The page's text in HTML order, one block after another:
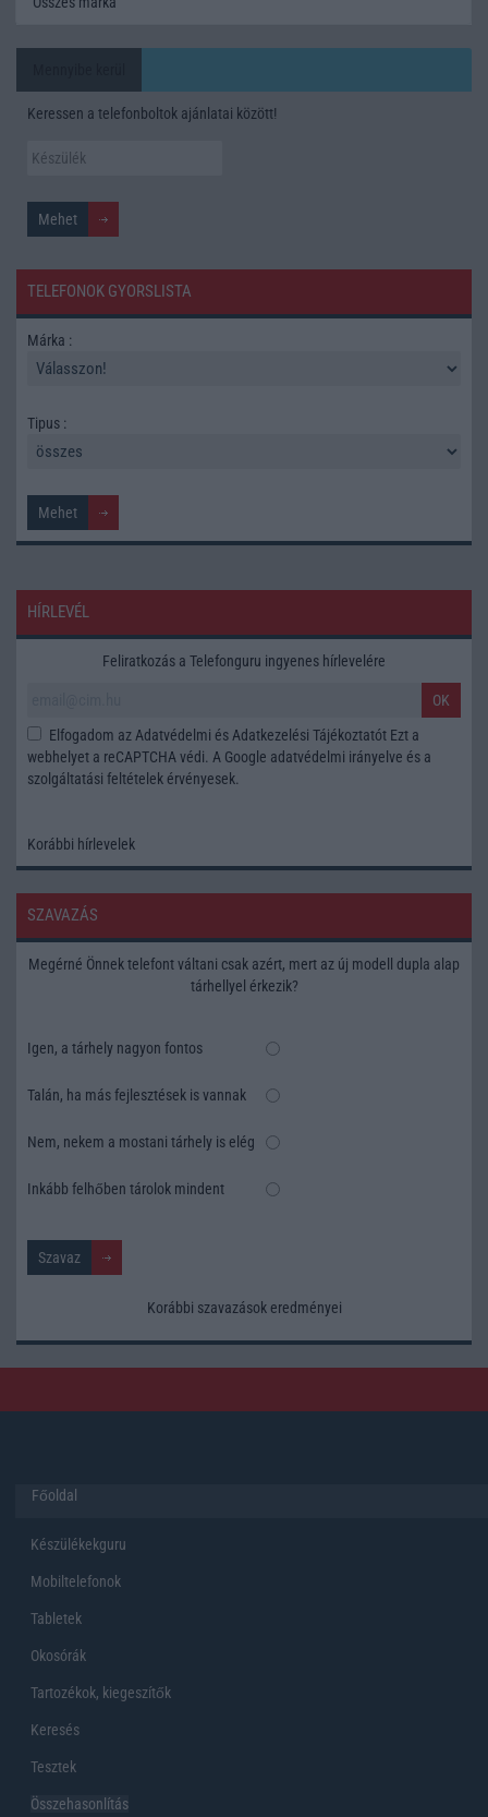
Keressen a telefonboltok ajánlatai között!
TELEFONOK GYORSLISTA
Márka :
Tipus :
HÍRLEVÉL
Feliratkozás a Telefonguru ingyenes hírlevelére
OK
Elfogadom az Adatvédelmi és Adatkezelési Tájékoztatót Ezt a
webhelyet a reCAPTCHA védi. A Google adatvédelmi irányelve és a
szolgáltatási feltételek érvényesek.
Korábbi hírlevelek
SZAVAZÁS
Megérné Önnek telefont váltani csak azért, mert az új modell dupla alap
tárhellyel érkezik?
Igen, a tárhely nagyon fontos
Talán, ha más fejlesztések is vannak
Nem, nekem a mostani tárhely is elég
Inkább felhőben tárolok mindent
Korábbi szavazások eredményei
Főoldal
Készülékekguru
Mobiltelefonok
Tabletek
Okosórák
Tartozékok, kiegeszítők
Keresés
Tesztek
Összehasonlítás